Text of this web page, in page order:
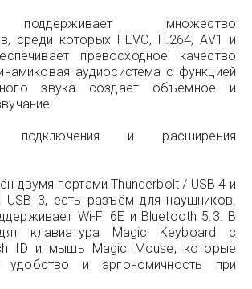
множество
среди которых HEVC, H.264, AV1 и
превосходное качество
аудиосистема с функцией
звука создаёт объёмное и
подключения и расширения
двумя портами Thunderbolt / USB 4 и
USB 3, есть разъём для наушников.
Wi-Fi 6E и Bluetooth 5.3. В
клавиатура Magic Keyboard с
ID и мышь Magic Mouse, которые
удобство и эргономичность при